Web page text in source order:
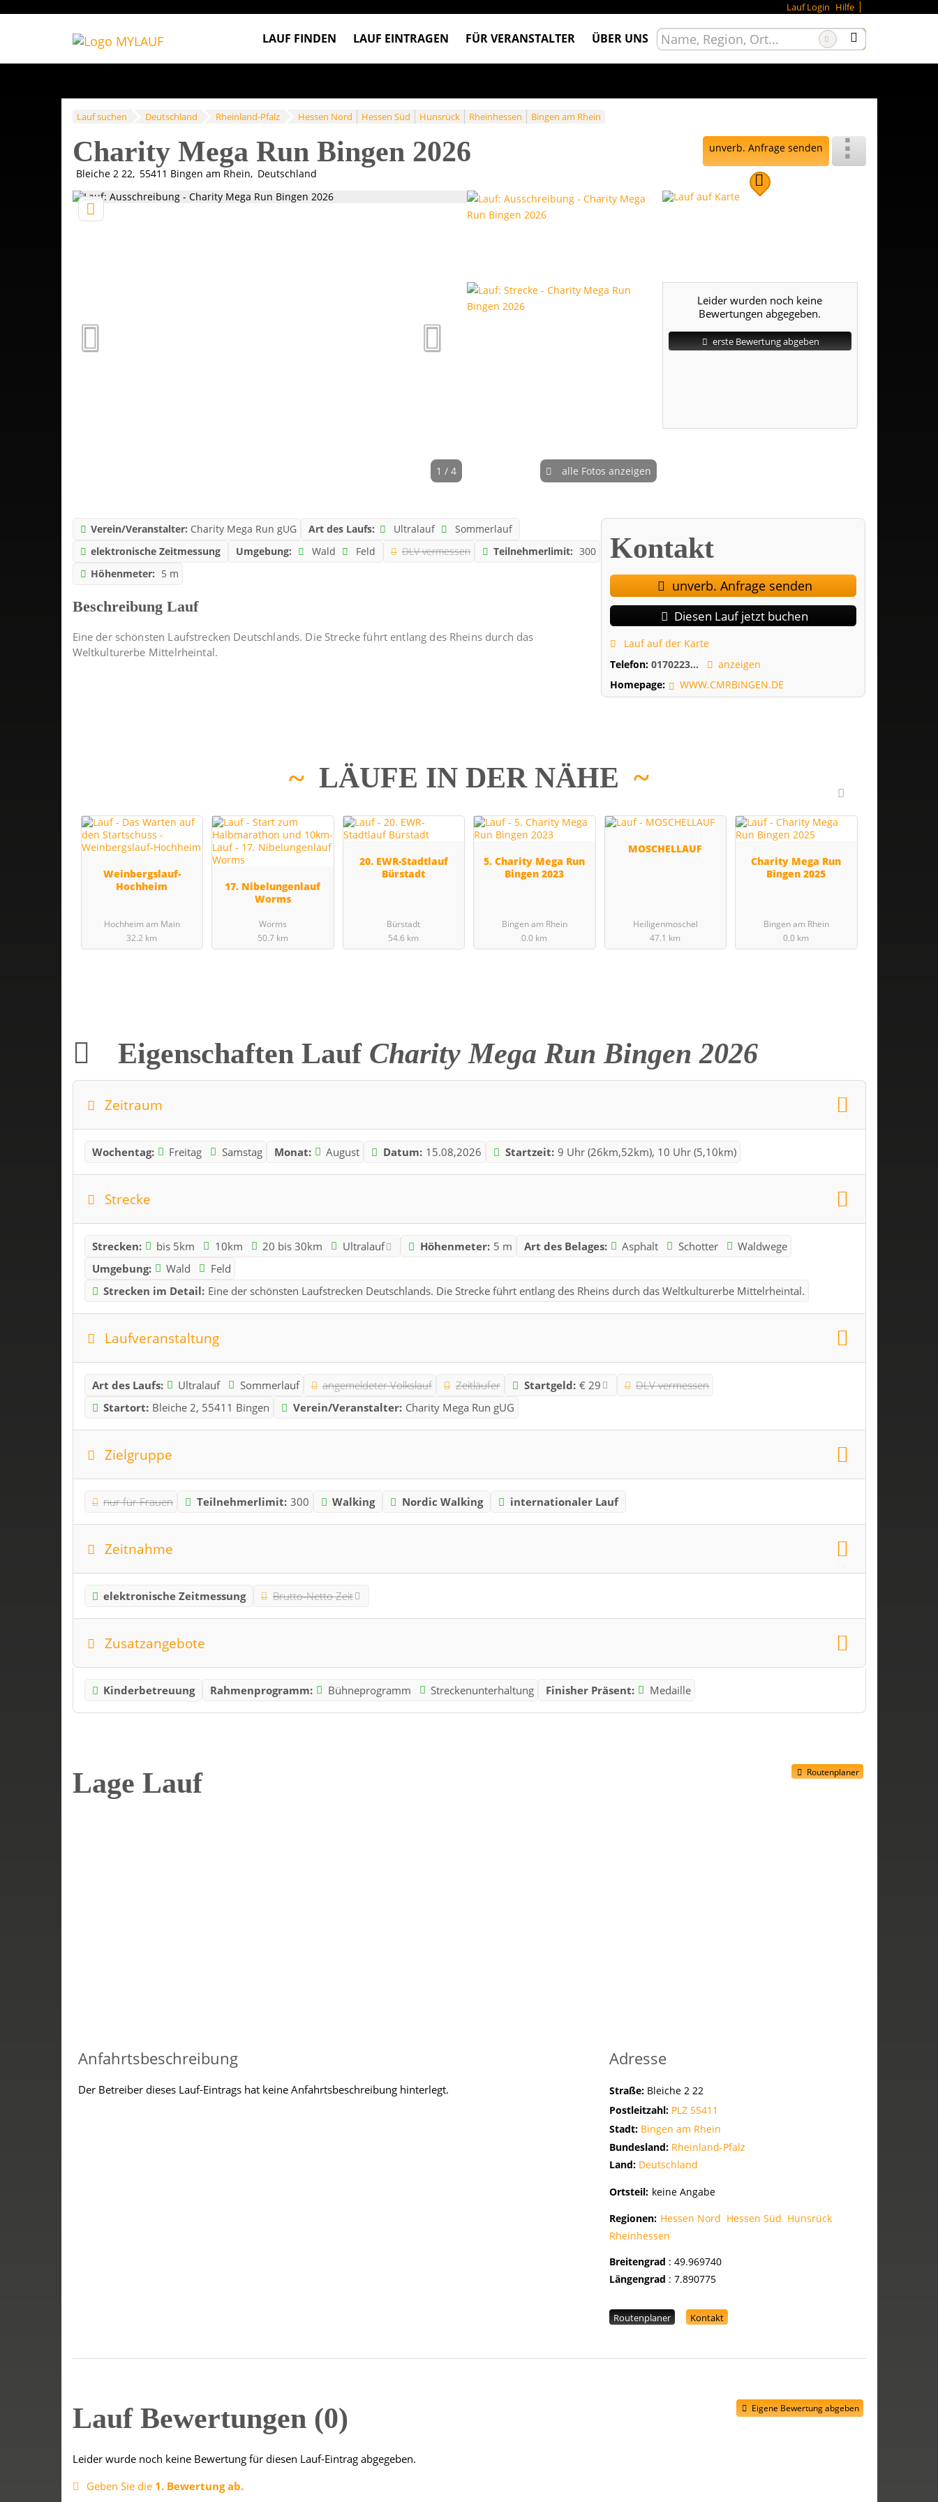
Lauf Login Hilfe
LAUF FINDEN LAUF EINTRAGEN FÜR VERANSTALTER ÜBER UNS
Lauf suchen Deutschland Rheinland-Pfalz Hessen Nord Hessen Süd Hunsrück Rheinhessen Bingen am Rhein
Charity Mega Run Bingen 2026
Bleiche 2 22 55411 Bingen am Rhein Deutschland
unverb. Anfrage senden
1 / 4 alle Fotos anzeigen
Leider wurden noch keine
Bewertungen abgegeben.
erste Bewertung abgeben
Verein/Veranstalter: Charity Mega Run gUG Art des Laufs: Ultralauf
Sommerlauf
elektronische Zeitmessung
Umgebung: Wald Feld DLV vermessen Teilnehmerlimit: 300
Höhenmeter: 5 m
Beschreibung Lauf
Eine der schönsten Laufstrecken Deutschlands. Die Strecke führt entlang des Rheins durch das
Weltkulturerbe Mittelrheintal.
Kontakt
unverb. Anfrage senden
Diesen Lauf jetzt buchen
Lauf auf der Karte
Telefon:0170223...
anzeigen
Homepage:
WWW.CMRBINGEN.DE
LÄUFE IN DER NÄHE
Weinbergslauf-
Hochheim
Hochheim am Main
32.2 km
17. Nibelungenlauf
Worms
Worms
50.7 km
20. EWR-Stadtlauf
Bürstadt
Bürstadt
54.6 km
5. Charity Mega Run
Bingen 2023
Bingen am Rhein
0.0 km
MOSCHELLAUF
Heiligenmoschel
47.1 km
Charity Mega Run
Bingen 2025
Bingen am Rhein
0.0 km
Eigenschaften Lauf Charity Mega Run Bingen 2026
Zeitraum
Wochentag: Freitag Samstag Monat: August Datum: 15.08,2026 Startzeit: 9 Uhr (26km,52km), 10 Uhr (5,10km)
Strecke
Strecken: bis 5km 10km 20 bis 30km Ultralauf Höhenmeter: 5 m Art des Belages: Asphalt Schotter
Waldwege
Umgebung:
Wald
Feld
Strecken im Detail: Eine der schönsten Laufstrecken Deutschlands. Die Strecke führt entlang des Rheins durch das Weltkulturerbe Mittelrheintal.
Laufveranstaltung
Art des Laufs: Ultralauf Sommerlauf angemeldeter Volkslauf Zeitläufer Startgeld: € 29
DLV vermessen
Startort: Bleiche 2, 55411 Bingen Verein/Veranstalter: Charity Mega Run gUG
Zielgruppe
nur für Frauen Teilnehmerlimit: 300 Walking Nordic Walking internationaler Lauf
Zeitnahme
elektronische Zeitmessung Brutto-Netto Zeit
Zusatzangebote
Kinderbetreuung Rahmenprogramm: Bühneprogramm Streckenunterhaltung Finisher Präsent: Medaille
Lage Lauf Routenplaner
Anfahrtsbeschreibung
Der Betreiber dieses Lauf-Eintrags hat keine Anfahrtsbeschreibung hinterlegt.
Adresse
Straße: Bleiche 2 22
Postleitzahl: PLZ 55411
Stadt: Bingen am Rhein
Bundesland: Rheinland-Pfalz
Land: Deutschland
Ortsteil: keine Angabe
Regionen: Hessen Nord Hessen Süd Hunsrück
Rheinhessen
Breitengrad :49.969740
Längengrad :7.890775
Routenplaner Kontakt
Lauf Bewertungen 0 Eigene Bewertung abgeben
Leider wurde noch keine Bewertung für diesen Lauf-Eintrag abgegeben.
Geben Sie die 1. Bewertung ab.